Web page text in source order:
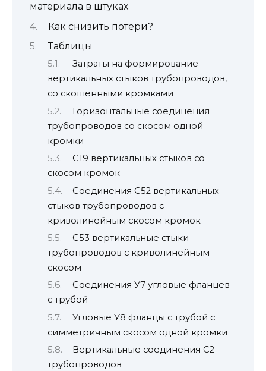
материала в штуках
Как снизить потери?
Таблицы
Затраты на формирование
вертикальных стыков трубопроводов,
со скошенными кромками
Горизонтальные соединения
трубопроводов со скосом одной
кромки
С19 вертикальных стыков со
скосом кромок
Соединения С52 вертикальных
стыков трубопроводов с
криволинейным скосом кромок
С53 вертикальные стыки
трубопроводов с криволинейным
скосом
Соединения У7 угловые фланцев
с трубой
Угловые У8 фланцы с трубой с
симметричным скосом одной кромки
Вертикальные соединения С2
трубопроводов